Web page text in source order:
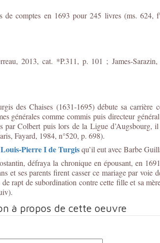
de comptes en 1693 pour 245 livres (ms.
2013, cat. *P.311, p. 101 ; James-
des Chaises (1631-1695) débute sa carrière
générales comme commis puis directeur
par Colbert puis lors de la Ligue
Fayard, 1984, n°520, p. 698).
Louis-Pierre I de Turgisqu’il eut avec Barbe
défraya la chronique en épousant, en
et ses parents firent casser ce mariage par
rapt de subordination contre cette fille et sa
à propos de cette oeuvre